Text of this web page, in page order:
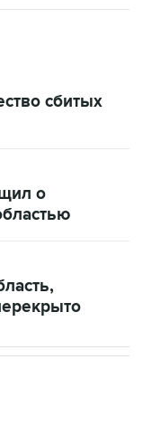
сбитых
о